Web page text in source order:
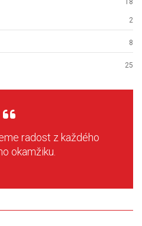
18
2
8
25
radost z každého
okamžiku.